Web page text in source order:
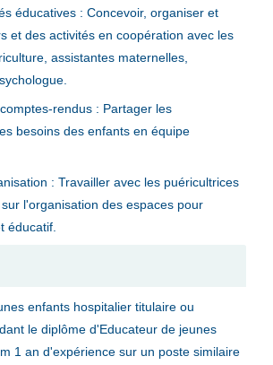
éducatives : Concevoir, organiser et
et des activités en coopération avec les
assistantes maternelles,
rendus : Partager les
besoins des enfants en équipe
: Travailler avec les puéricultrices
l'organisation des espaces pour
éducatif.
enfants hospitalier titulaire ou
le diplôme d'Educateur de jeunes
1 an d'expérience sur un poste similaire